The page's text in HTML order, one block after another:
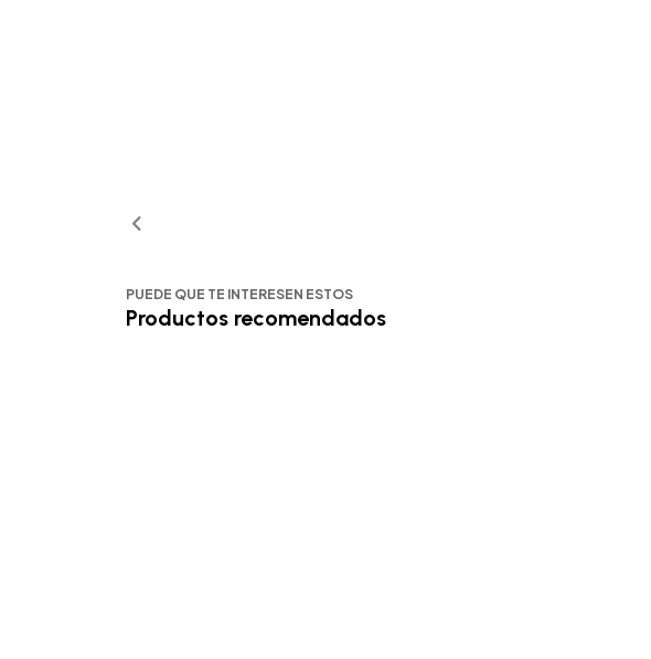
PUEDE QUE TE INTERESEN ESTOS
Productos recomendados